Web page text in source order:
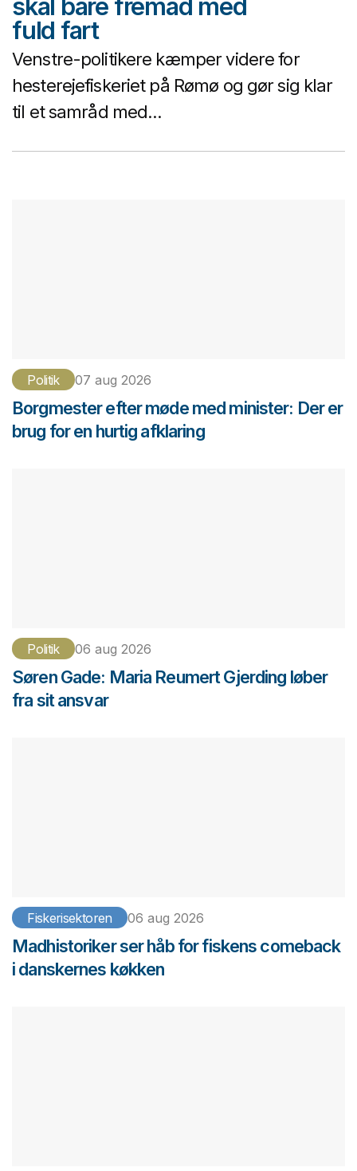
fuld fart
Venstre-politikere kæmper videre for
hesterejefiskeriet på Rømø og gør sig klar
til et samråd med...
Politik 07 aug 2026
Borgmester efter møde med minister: Der er
brug for en hurtig afklaring
Politik 06 aug 2026
Søren Gade: Maria Reumert Gjerding løber
fra sit ansvar
Fiskerisektoren 06 aug 2026
Madhistoriker ser håb for fiskens comeback
i danskernes køkken